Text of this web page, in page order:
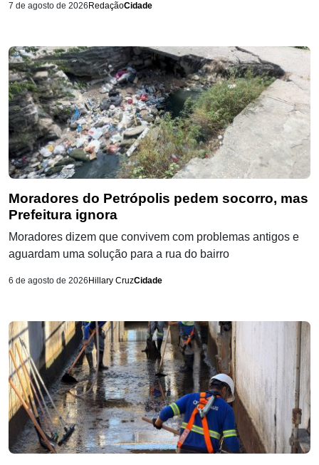
7 de agosto de 2026 RedaçãoCidade
Moradores do Petrópolis pedem socorro, mas
Prefeitura ignora
Moradores dizem que convivem com problemas antigos e
aguardam uma solução para a rua do bairro
6 de agosto de 2026 Hillary CruzCidade